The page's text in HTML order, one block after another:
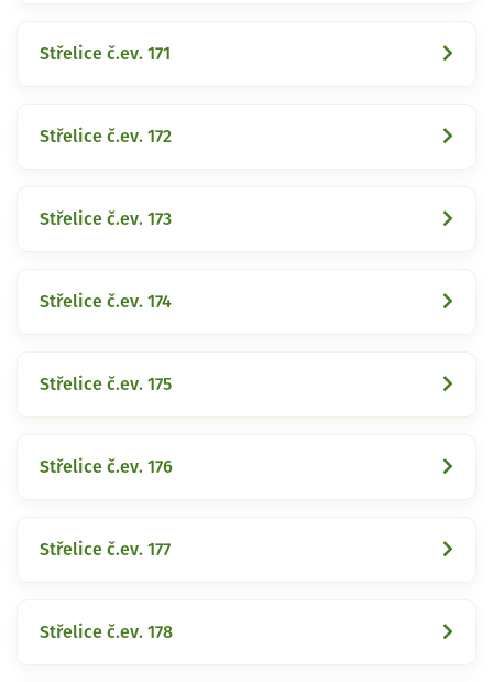
Střelice č.ev. 171
Střelice č.ev. 172
Střelice č.ev. 173
Střelice č.ev. 174
Střelice č.ev. 175
Střelice č.ev. 176
Střelice č.ev. 177
Střelice č.ev. 178